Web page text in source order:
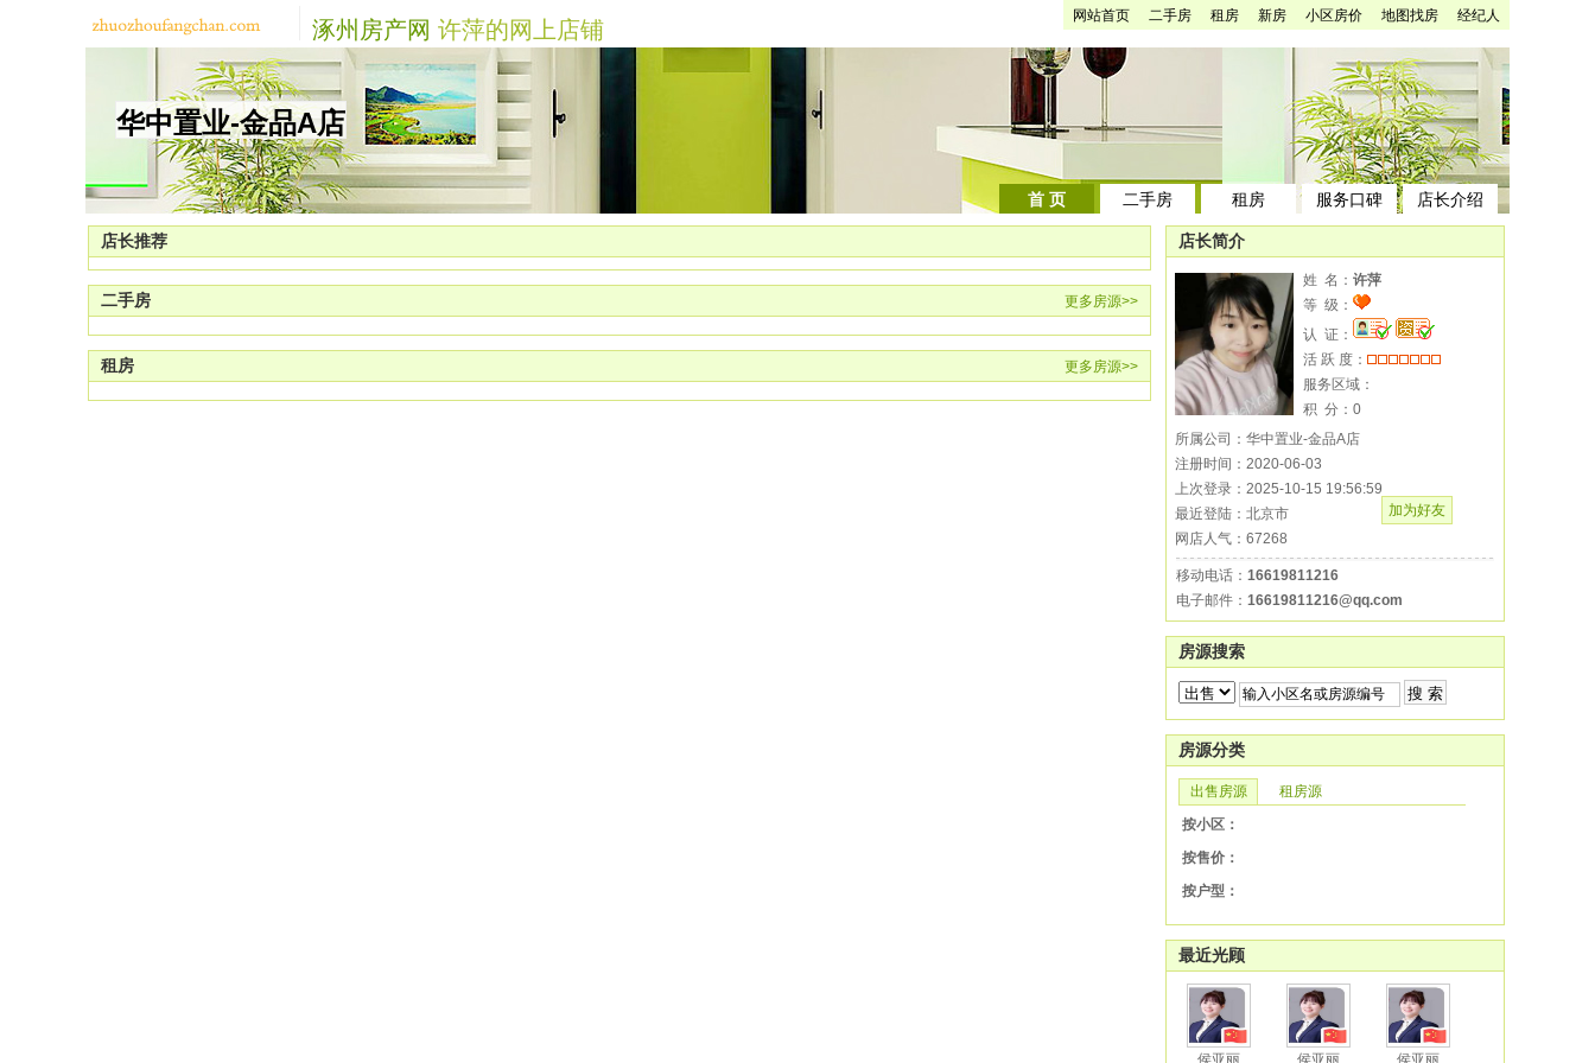
涿州房产网 许萍的网上店铺
网站首页 二手房 租房 新房 小区房价 地图找房 经纪人
华中置业-金品A店
首 页 二手房 租房 服务口碑 店长介绍
店长推荐
二手房 更多房源>>
租房 更多房源>>
店长简介
姓 名： 许萍
等 级：
认 证：
活 跃 度：
服务区域：
积 分： 0
加为好友
所属公司：华中置业-金品A店
注册时间：2020-06-03
上次登录：2025-10-15 19:56:59
最近登陆：北京市
网店人气：67268
移动电话：16619811216
电子邮件：16619811216@qq.com
房源搜索
房源分类
出售房源
租房源
按小区：
按售价：
按户型：
最近光顾
侯亚丽 侯亚丽 侯亚丽